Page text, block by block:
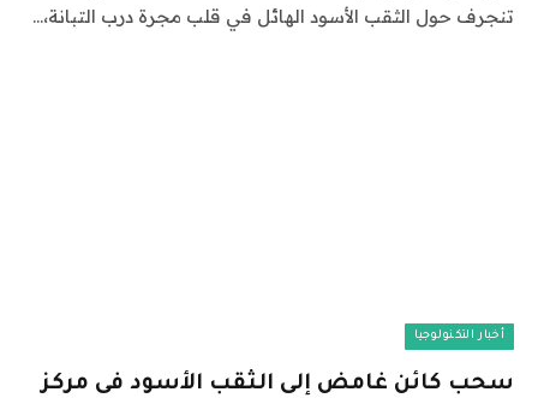
تنجرف حول الثقب الأسود الهائل في قلب مجرة درب التبانة،…
أخبار التكنولوجيا
سحب كائن غامض إلى الثقب الأسود فى مركز